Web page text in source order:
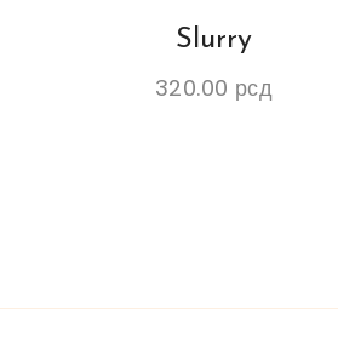
Slurry
320.00 рсд